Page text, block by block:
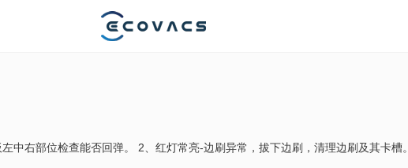
中右部位检查能否回弹。 2、红灯常亮-边刷异常，拔下边刷，清理边刷及其卡槽。